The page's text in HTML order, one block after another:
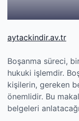
aytackindir.av.tr
Boşanma süreci,
hukuki işlemdir.
kişilerin, gereken
önemlidir. Bu
belgeleri